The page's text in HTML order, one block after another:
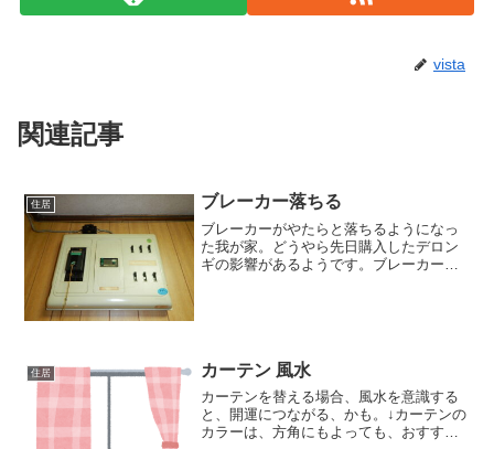
vista
関連記事
住居 ブレーカー落ちる
ブレーカーがやたらと落ちるようになっ
た我が家。どうやら先日購入したデロン
ギの影響があるようです。ブレーカーが
住居 カーテン 風水
カーテンを替える場合、風水を意識する
と、開運につながる、かも。↓カーテンの
カラーは、方角にもよっても、おすすめ